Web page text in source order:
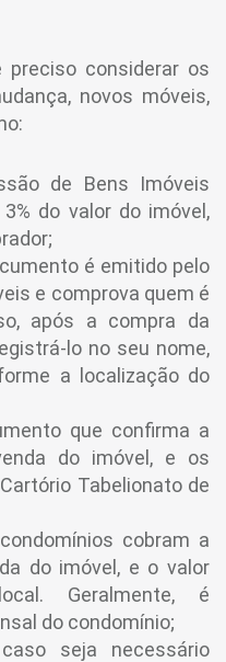
considerar os
novos móveis,
de Bens Imóveis
do valor do imóvel,
é emitido pelo
e comprova quem é
após a compra da
lo no seu nome,
a localização do
que confirma a
do imóvel, e os
Tabelionato de
cobram a
do imóvel, e o valor
Geralmente, é
do condomínio;
seja necessário